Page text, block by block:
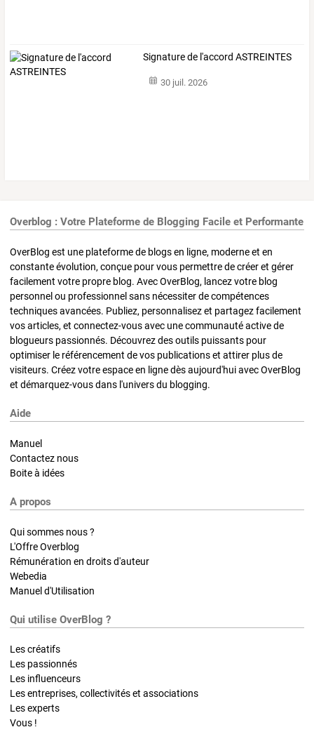
Signature de l'accord ASTREINTES
30 juil. 2026
Overblog : Votre Plateforme de Blogging Facile et Performante
OverBlog est une plateforme de blogs en ligne, moderne et en
constante évolution, conçue pour vous permettre de créer et gérer
facilement votre propre blog. Avec OverBlog, lancez votre blog
personnel ou professionnel sans nécessiter de compétences
techniques avancées. Publiez, personnalisez et partagez facilement
vos articles, et connectez-vous avec une communauté active de
blogueurs passionnés. Découvrez des outils puissants pour
optimiser le référencement de vos publications et attirer plus de
visiteurs. Créez votre espace en ligne dès aujourd'hui avec OverBlog
et démarquez-vous dans l'univers du blogging.
Aide
Manuel
Contactez nous
Boite à idées
A propos
Qui sommes nous ?
L'Offre Overblog
Rémunération en droits d'auteur
Webedia
Manuel d'Utilisation
Qui utilise OverBlog ?
Les créatifs
Les passionnés
Les influenceurs
Les entreprises, collectivités et associations
Les experts
Vous !